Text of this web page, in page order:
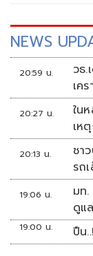
NEWS
20:59 น.
วธ.
เค
20:27 น.
ใน
เห
เคร
20:13 น.
ชา
รถ
19:06 น.
มท.
ดูแ
19:00 น. ปืน